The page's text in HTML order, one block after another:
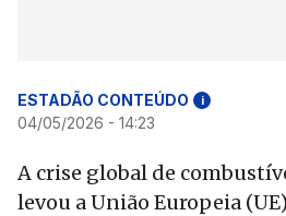
ESTADÃO CONTEÚDO i
04/05/2026 - 14:23
A crise global de
levou a União Europeia